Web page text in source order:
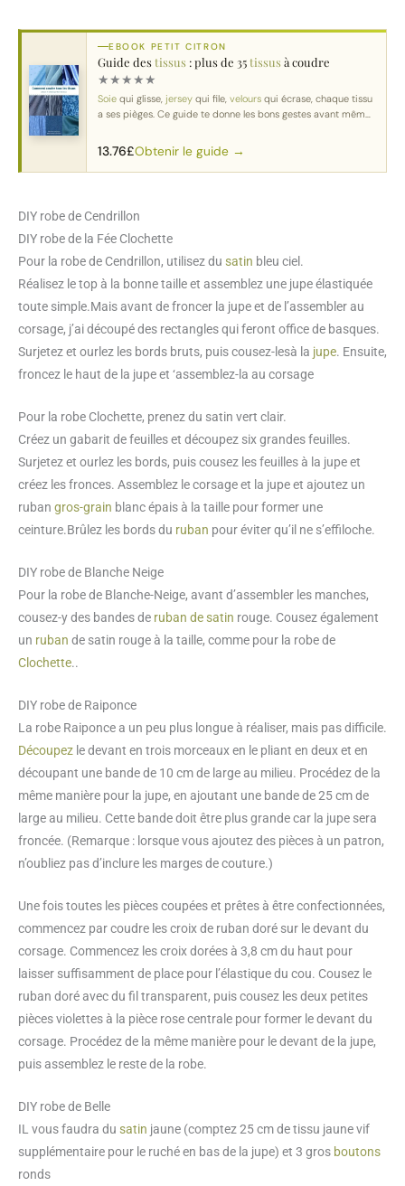
EBOOK PETIT CITRON
Guide destissus : plus de 35tissusà coudre
★★★★★
Soie qui glisse, jersey qui file, velours qui écrase, chaque tissu
a ses pièges. Ce guide te donne les bons gestes avant même
13.76£Obtenir le guide →
DIY robe de Cendrillon
DIY robe de la Fée Clochette
Pour la robe de Cendrillon, utilisez du satin bleu ciel.
Réalisez le top à la bonne taille et assemblez une jupe élastiquée
toute simple.Mais avant de froncer la jupe et de l’assembler au
corsage, j’ai découpé des rectangles qui feront office de basques.
Surjetez et ourlez les bords bruts, puis cousez-lesà la jupe. Ensuite,
froncez le haut de la jupe et ‘assemblez-la au corsage
Pour la robe Clochette, prenez du satin vert clair.
Créez un gabarit de feuilles et découpez six grandes feuilles.
Surjetez et ourlez les bords, puis cousez les feuilles à la jupe et
créez les fronces. Assemblez le corsage et la jupe et ajoutez un
ruban gros-grain blanc épais à la taille pour former une
ceinture.Brûlez les bords du ruban pour éviter qu’il ne s’effiloche.
DIY robe de Blanche Neige
Pour la robe de Blanche-Neige, avant d’assembler les manches,
cousez-y des bandes de ruban de satin rouge. Cousez également
un ruban de satin rouge à la taille, comme pour la robe de
Clochette..
DIY robe de Raiponce
La robe Raiponce a un peu plus longue à réaliser, mais pas difficile.
Découpez le devant en trois morceaux en le pliant en deux et en
découpant une bande de 10 cm de large au milieu. Procédez de la
même manière pour la jupe, en ajoutant une bande de 25 cm de
large au milieu. Cette bande doit être plus grande car la jupe sera
froncée. (Remarque : lorsque vous ajoutez des pièces à un patron,
n’oubliez pas d’inclure les marges de couture.)
Une fois toutes les pièces coupées et prêtes à être confectionnées,
commencez par coudre les croix de ruban doré sur le devant du
corsage. Commencez les croix dorées à 3,8 cm du haut pour
laisser suffisamment de place pour l’élastique du cou. Cousez le
ruban doré avec du fil transparent, puis cousez les deux petites
pièces violettes à la pièce rose centrale pour former le devant du
corsage. Procédez de la même manière pour le devant de la jupe,
puis assemblez le reste de la robe.
DIY robe de Belle
IL vous faudra du satin jaune (comptez 25 cm de tissu jaune vif
supplémentaire pour le ruché en bas de la jupe) et 3 gros boutons
ronds